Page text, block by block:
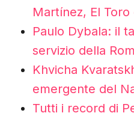
Martínez, El Toro
Paulo Dybala: il
servizio della
Khvicha
emergente del
Tutti i record di